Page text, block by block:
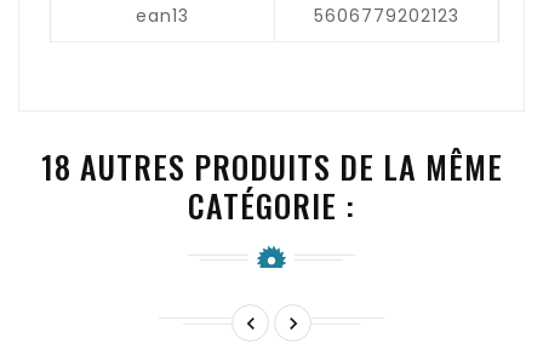
ean13 5606779202123
18 AUTRES PRODUITS DE LA MÊME
CATÉGORIE :
 